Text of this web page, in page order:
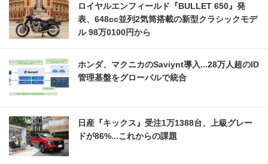
ロイヤルエンフィールド『BULLET 650』発
表、648cc並列2気筒搭載の新型クラシックモデ
ル 98万0100円から
ホンダ、マクニカのSaviynt導入...28万人超のID
管理基盤をグローバルで統合
日産『キックス』受注1万1388台、上級グレー
ドが86%...これからの課題